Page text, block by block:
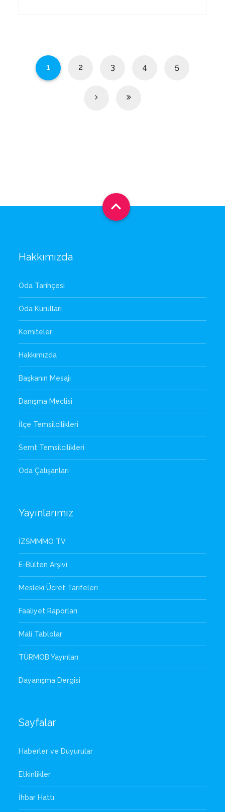
1 2 3 4 5

Hakkımızda
Oda Tarihçesi
Oda Kurulları
Komiteler
Hakkımızda
Başkanın Mesajı
Danışma Meclisi
İlçe Temsilcilikleri
Semt Temsilcilikleri
Oda Çalışanları
Yayınlarımız
İZSMMMO TV
E-Bülten Arşivi
Mesleki Ücret Tarifeleri
Faaliyet Raporları
Mali Tablolar
TÜRMOB Yayınları
Dayanışma Dergisi
Sayfalar
Haberler ve Duyurular
Etkinlikler
İhbar Hattı